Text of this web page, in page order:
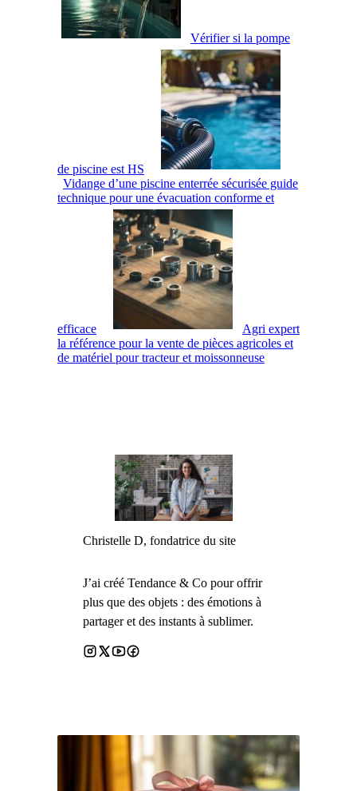
Vérifier si la pompe
de piscine est HS
Vidange d’une piscine enterrée sécurisée guide
technique pour une évacuation conforme et
efficace
Agri expert
la référence pour la vente de pièces agricoles et
de matériel pour tracteur et moissonneuse
Christelle D, fondatrice du site
J’ai créé Tendance & Co pour offrir
plus que des objets : des émotions à
partager et des instants à sublimer.